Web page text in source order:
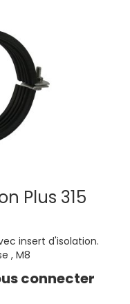
Plus 315
insert d'isolation.
, M8
connecter